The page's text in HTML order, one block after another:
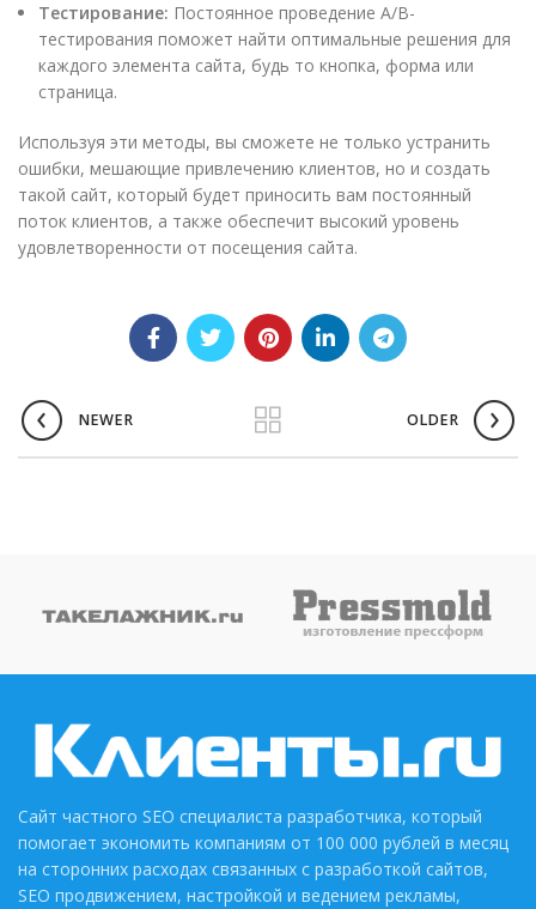
Тестирование: Постоянное проведение A/B-
тестирования поможет найти оптимальные решения для
каждого элемента сайта, будь то кнопка, форма или
страница.
Используя эти методы, вы сможете не только устранить
ошибки, мешающие привлечению клиентов, но и создать
такой сайт, который будет приносить вам постоянный
поток клиентов, а также обеспечит высокий уровень
удовлетворенности от посещения сайта.
NEWER OLDER
Сайт частного SEO специалиста разработчика, который
помогает экономить компаниям от 100 000 рублей в месяц
на сторонних расходах связанных с разработкой сайтов,
SEO продвижением, настройкой и ведением рекламы,